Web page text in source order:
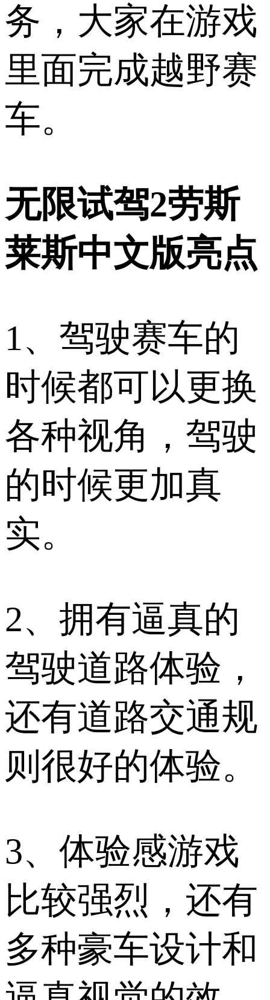
务，大家在游戏
里面完成越野赛
车。
无限试驾2劳斯
莱斯中文版亮点
1、驾驶赛车的
时候都可以更换
各种视角，驾驶
的时候更加真
实。
2、拥有逼真的
驾驶道路体验，
还有道路交通规
则很好的体验。
3、体验感游戏
比较强烈，还有
多种豪车设计和